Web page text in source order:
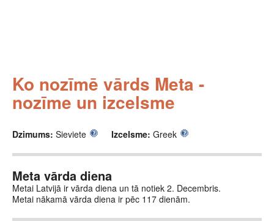
Ko nozīmē vārds Meta -
nozīme un izcelsme
Dzimums: Sieviete Izcelsme: Greek
Meta vārda diena
Metai Latvijā ir vārda diena un tā notiek 2. Decembris.
Metai nākamā vārda diena ir pēc 117 dienām.